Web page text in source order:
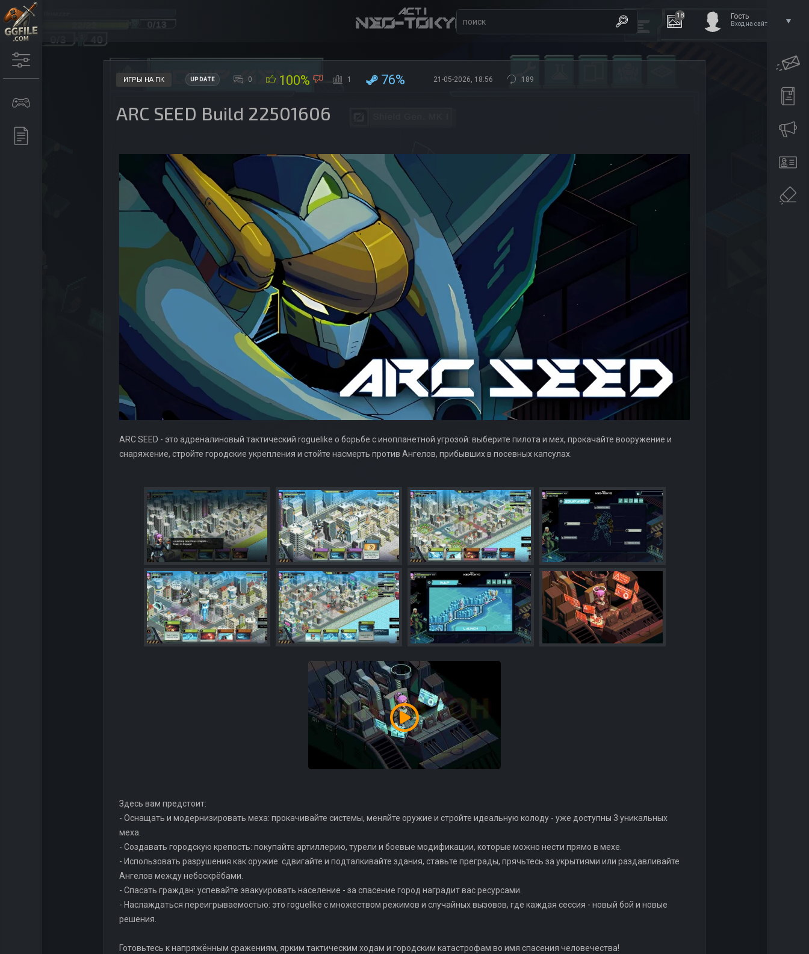
18 Гость
Вход на сайт
ИГРЫ НА ПК UPDATE 0 100% 1 76% 21-05-2026, 18:56 189
ARC SEED Build 22501606
ARC SEED - это адреналиновый тактический roguelike о борьбе с инопланетной угрозой: выберите пилота и мех, прокачайте вооружение и
снаряжение, стройте городские укрепления и стойте насмерть против Ангелов, прибывших в посевных капсулах.
Здесь вам предстоит:
- Оснащать и модернизировать меха: прокачивайте системы, меняйте оружие и стройте идеальную колоду - уже доступны 3 уникальных
меха.
- Создавать городскую крепость: покупайте артиллерию, турели и боевые модификации, которые можно нести прямо в мехе.
- Использовать разрушения как оружие: сдвигайте и подталкивайте здания, ставьте преграды, прячьтесь за укрытиями или раздавливайте
Ангелов между небоскрёбами.
- Спасать граждан: успевайте эвакуировать население - за спасение город наградит вас ресурсами.
- Наслаждаться переигрываемостью: это roguelike с множеством режимов и случайных вызовов, где каждая сессия - новый бой и новые
решения.
Готовьтесь к напряжённым сражениям, ярким тактическим ходам и городским катастрофам во имя спасения человечества!